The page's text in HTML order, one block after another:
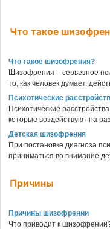
Что такое
Что такое шизофрения?
Шизофрения – серьезное
то, как человек думает,
Психотические
Психотические
которые воздействуют на
Детская шизофрения
При постановке диагноза
приниматься во внимание
Причины
Причины шизофрении
Что приводит к